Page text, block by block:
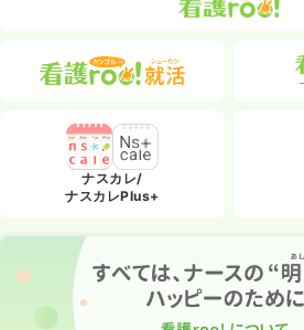
ナスカレ/
ナスカレPlus+